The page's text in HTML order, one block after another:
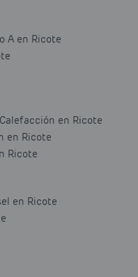
A en Ricote
en Ricote
en Ricote
Ricote
en Ricote